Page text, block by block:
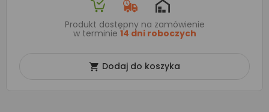
Produkt dostępny na zamówienie
w terminie 14 dni roboczych
 Dodaj do koszyka